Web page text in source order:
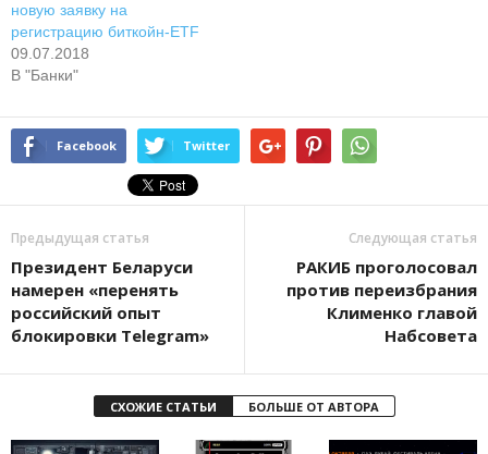
новую заявку на
регистрацию биткойн-ETF
09.07.2018
В "Банки"
Facebook Twitter
Предыдущая статья
Президент Беларуси
намерен «перенять
российский опыт
блокировки Telegram»
Следующая статья
РАКИБ проголосовал
против переизбрания
Клименко главой
Набсовета
СХОЖИЕ СТАТЬИ БОЛЬШЕ ОТ АВТОРА